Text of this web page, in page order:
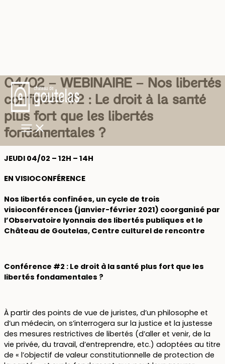
Skip
to
content
04/02 – WEBINAIRE – Nos libertés
confinées #2 : Le droit à la santé
plus fort que les libertés
fondamentales ?
JEUDI 04/02 – 12H – 14H
EN VISIOCONFÉRENCE
Nos libertés confinées, un cycle de trois
visioconférences (janvier-février 2021) coorganisé par
l’Observatoire lyonnais des libertés publiques et le
Château de Goutelas, Centre culturel de rencontre
Conférence #2 : Le droit à la santé plus fort que les
libertés fondamentales ?
À partir des points de vue de juristes, d’un philosophe et
d’un médecin, on s’interrogera sur la justice et la justesse
des mesures restrictives de libertés (d’aller et venir, de la
vie privée, du travail, d’entreprendre, etc.) adoptées au titre
de « l’objectif de valeur constitutionnelle de protection de